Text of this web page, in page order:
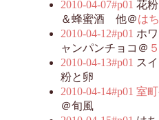
2010-04-07#p01 花
＆蜂蜜酒 他＠は
2010-04-12#p01 ホ
ャンパンチョコ＠
2010-04-13#p01 ス
粉と卵
2010-04-14#p01 室
＠旬風